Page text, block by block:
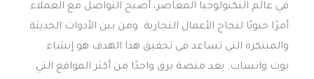
في عالم التكنولوجيا المعاصر، أصبح التواصل مع العملاء
أمرًا حيويًا لنجاح الأعمال التجارية. ومن بين الأدوات الحديثة
والمبتكرة التي تساعد في تحقيق هذا الهدف هو إنشاء
بوت واتساب. يعد منصة برق واحدًا من أكثر المواقع التي